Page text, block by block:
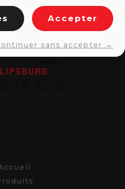
Accepter
sans accepter →